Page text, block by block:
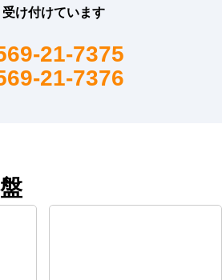
受け付けています
21-7375
21-7376